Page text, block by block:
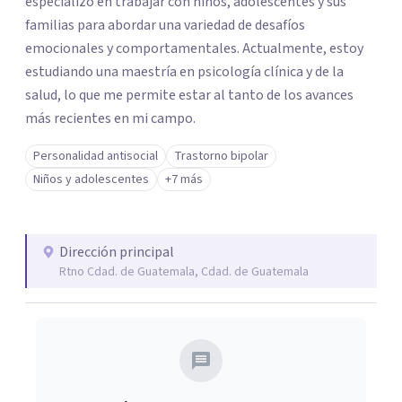
familias para abordar una variedad de desafíos
emocionales y comportamentales. Actualmente, estoy
estudiando una maestría en psicología clínica y de la
salud, lo que me permite estar al tanto de los avances
más recientes en mi campo.
Personalidad antisocial
Trastorno bipolar
Niños y adolescentes
+7 más
Dirección principal
Rtno Cdad. de Guatemala, Cdad. de Guatemala